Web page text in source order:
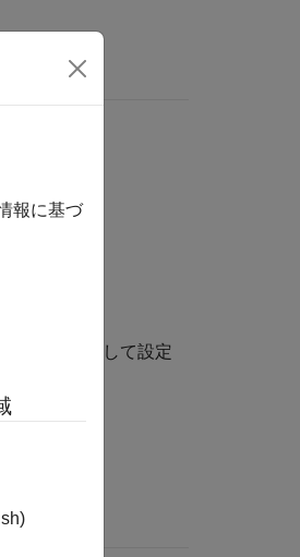
基本設定として設定
報に基づ